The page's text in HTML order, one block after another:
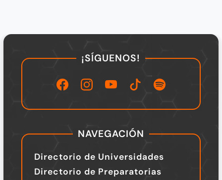
¡SÍGUENOS!
NAVEGACIÓN
Directorio de Universidades
Directorio de Preparatorias